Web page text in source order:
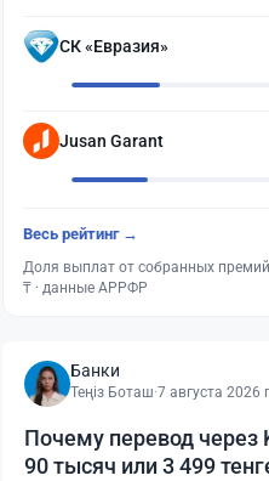
СК «Евразия»
Jusan Garant
Весь рейтинг →
Доля выплат от собранных
₸ · данные АРРФР
Банки
Теңіз Боташ·7 августа 2026
Почему перевод через
90 тысяч или 3 499